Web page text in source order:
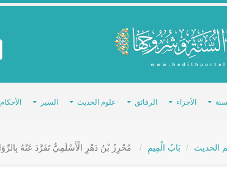
الأجزاء الرقائق علوم الحديث السير الأحكام
الحديث بَابُ الْمِيمِ مُحْرِزُ بْنُ دَهْرٍ الْأَسْلَمِيُّ تَفَرَّدَ عَنْهُ